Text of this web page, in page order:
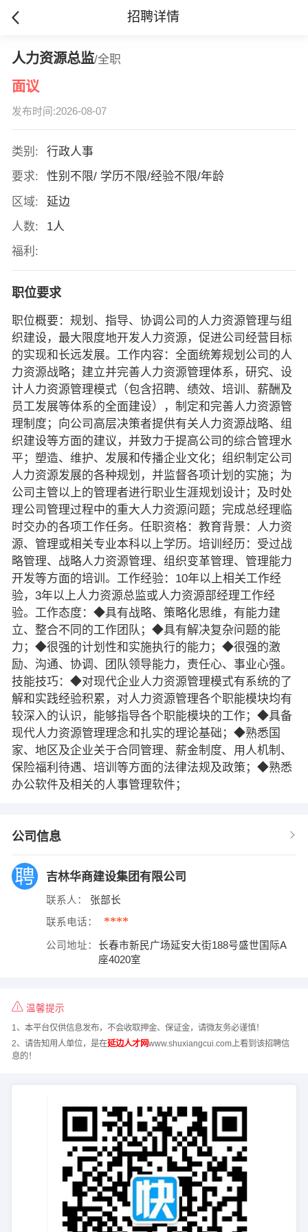
招聘详情
人力资源总监/全职
面议
发布时间:2026-08-07
类别:
行政人事
要求:
性别不限/ 学历不限/经验不限/年龄
区域:
延边
人数:
1人
福利:
职位要求
职位概要：规划、指导、协调公司的人力资源管理与组
织建设，最大限度地开发人力资源，促进公司经营目标
的实现和长远发展。工作内容：全面统筹规划公司的人
力资源战略；建立并完善人力资源管理体系，研究、设
计人力资源管理模式（包含招聘、绩效、培训、薪酬及
员工发展等体系的全面建设），制定和完善人力资源管
理制度；向公司高层决策者提供有关人力资源战略、组
织建设等方面的建议，并致力于提高公司的综合管理水
平；塑造、维护、发展和传播企业文化；组织制定公司
人力资源发展的各种规划，并监督各项计划的实施；为
公司主管以上的管理者进行职业生涯规划设计；及时处
理公司管理过程中的重大人力资源问题；完成总经理临
时交办的各项工作任务。任职资格：教育背景：人力资
源、管理或相关专业本科以上学历。培训经历：受过战
略管理、战略人力资源管理、组织变革管理、管理能力
开发等方面的培训。工作经验：10年以上相关工作经
验，3年以上人力资源总监或人力资源部经理工作经
验。工作态度：◆具有战略、策略化思维，有能力建
立、整合不同的工作团队；◆具有解决复杂问题的能
力；◆很强的计划性和实施执行的能力；◆很强的激
励、沟通、协调、团队领导能力，责任心、事业心强。
技能技巧：◆对现代企业人力资源管理模式有系统的了
解和实践经验积累，对人力资源管理各个职能模块均有
较深入的认识，能够指导各个职能模块的工作；◆具备
现代人力资源管理理念和扎实的理论基础；◆熟悉国
家、地区及企业关于合同管理、薪金制度、用人机制、
保险福利待遇、培训等方面的法律法规及政策；◆熟悉
办公软件及相关的人事管理软件；
公司信息
吉林华商建设集团有限公司
联系人： 张部长
联系电话： ****
公司地址：
长春市新民广场延安大街188号盛世国际A
座4020室
温馨提示
1、本平台仅供信息发布，不会收取押金、保证金，请微友务必谨慎！
2、请告知用人单位，是在延边人才网www.shuxiangcui.com上看到该招聘信
息的！